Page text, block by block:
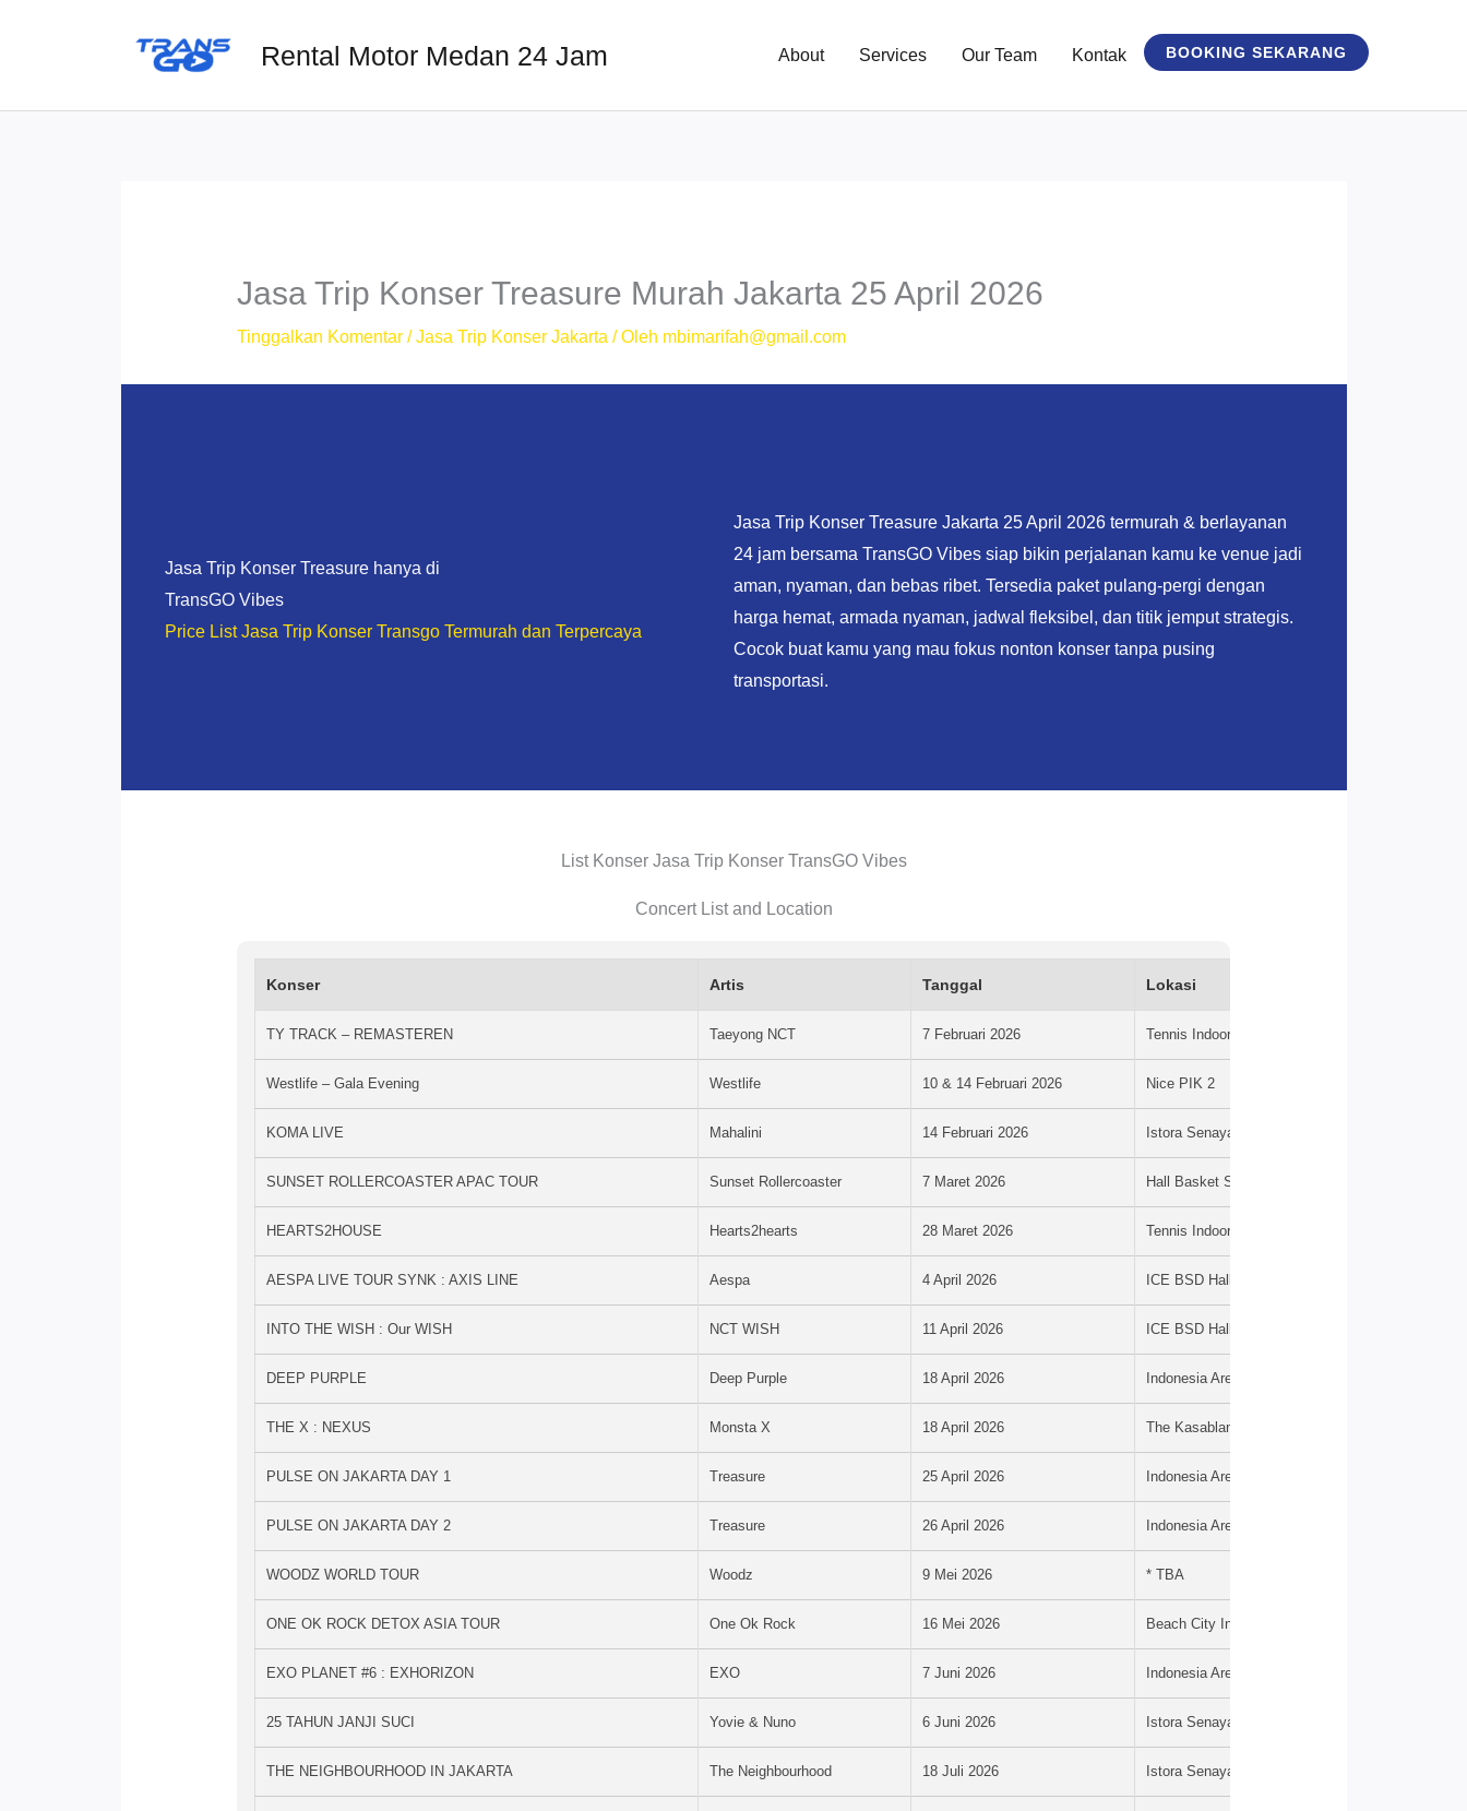
Rental Motor Medan 24 Jam About Services Our Team Kontak BOOKING SEKARANG
Jasa Trip Konser Treasure Murah Jakarta 25 April 2026
Tinggalkan Komentar /Jasa Trip Konser Jakarta / Oleh mbimarifah@gmail.com
Jasa Trip Konser Treasure hanya di
TransGO Vibes
Price List Jasa Trip Konser Transgo Termurah dan Terpercaya
Jasa Trip Konser Treasure Jakarta 25 April 2026 termurah & berlayanan
24 jam bersama TransGO Vibes siap bikin perjalanan kamu ke venue jadi
aman, nyaman, dan bebas ribet. Tersedia paket pulang-pergi dengan
harga hemat, armada nyaman, jadwal fleksibel, dan titik jemput strategis.
Cocok buat kamu yang mau fokus nonton konser tanpa pusing
transportasi.
List Konser Jasa Trip Konser TransGO Vibes
Concert List and Location
Konser Artis Tanggal Lokasi
TY TRACK – REMASTEREN Taeyong NCT 7 Februari 2026 Tennis Indoor Senayan
Westlife – Gala Evening Westlife 10 & 14 Februari 2026 Nice PIK 2
KOMA LIVE Mahalini 14 Februari 2026 Istora Senayan
SUNSET ROLLERCOASTER APAC TOUR Sunset Rollercoaster 7 Maret 2026 Hall Basket Senayan
HEARTS2HOUSE Hearts2hearts 28 Maret 2026 Tennis Indoor Senayan
AESPA LIVE TOUR SYNK : AXIS LINE Aespa 4 April 2026 ICE BSD Hall 5–6
INTO THE WISH : Our WISH NCT WISH 11 April 2026 ICE BSD Hall 5
DEEP PURPLE Deep Purple 18 April 2026 Indonesia Arena, Senayan
THE X : NEXUS Monsta X 18 April 2026 The Kasablanka Hall
PULSE ON JAKARTA DAY 1 Treasure 25 April 2026 Indonesia Arena, Senayan
PULSE ON JAKARTA DAY 2 Treasure 26 April 2026 Indonesia Arena, Senayan
WOODZ WORLD TOUR Woodz 9 Mei 2026 * TBA
ONE OK ROCK DETOX ASIA TOUR One Ok Rock 16 Mei 2026 Beach City International Stadium
EXO PLANET #6 : EXHORIZON EXO 7 Juni 2026 Indonesia Arena, Senayan
25 TAHUN JANJI SUCI Yovie & Nuno 6 Juni 2026 Istora Senayan
THE NEIGHBOURHOOD IN JAKARTA The Neighbourhood 18 Juli 2026 Istora Senayan